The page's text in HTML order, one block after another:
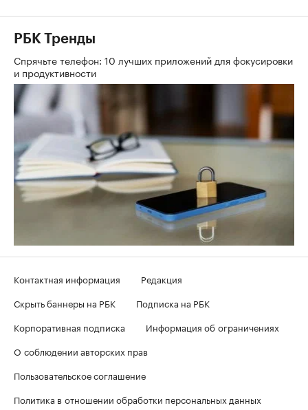
РБК Тренды
Спрячьте телефон: 10 лучших приложений для фокусировки
и продуктивности
Контактная информация
Редакция
Скрыть баннеры на РБК
Подписка на РБК
Корпоративная подписка
Информация об ограничениях
О соблюдении авторских прав
Пользовательское соглашение
Политика в отношении обработки персональных данных